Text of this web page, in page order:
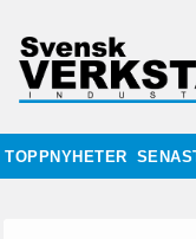
TOPPNYHETER